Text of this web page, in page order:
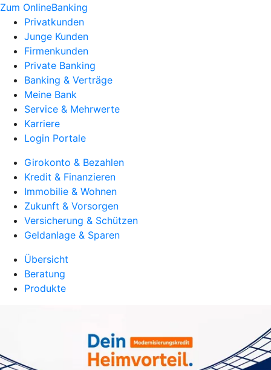
Zum OnlineBanking
Privatkunden
Junge Kunden
Firmenkunden
Private Banking
Banking & Verträge
Meine Bank
Service & Mehrwerte
Karriere
Login Portale
Girokonto & Bezahlen
Kredit & Finanzieren
Immobilie & Wohnen
Zukunft & Vorsorgen
Versicherung & Schützen
Geldanlage & Sparen
Übersicht
Beratung
Produkte